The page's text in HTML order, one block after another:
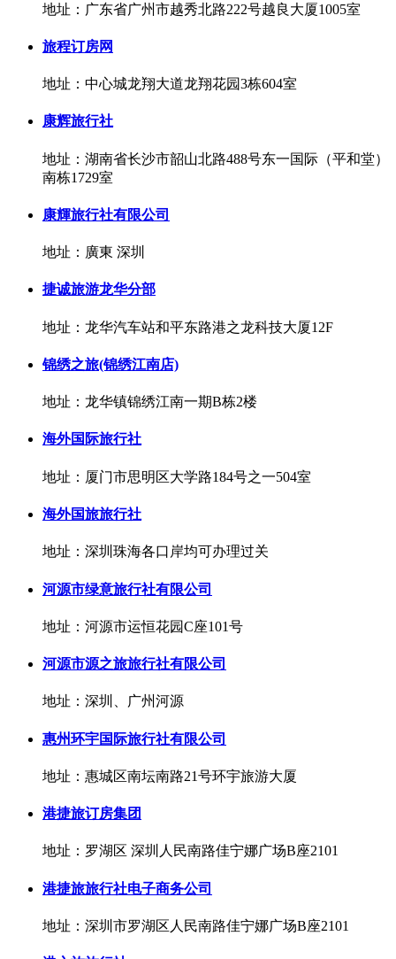
地址：广东省广州市越秀北路222号越良大厦1005室
旅程订房网
地址：中心城龙翔大道龙翔花园3栋604室
康辉旅行社
地址：湖南省长沙市韶山北路488号东一国际（平和堂）
南栋1729室
康輝旅行社有限公司
地址：廣東 深圳
捷诚旅游龙华分部
地址：龙华汽车站和平东路港之龙科技大厦12F
锦绣之旅(锦绣江南店)
地址：龙华镇锦绣江南一期B栋2楼
海外国际旅行社
地址：厦门市思明区大学路184号之一504室
海外国旅旅行社
地址：深圳珠海各口岸均可办理过关
河源市绿意旅行社有限公司
地址：河源市运恒花园C座101号
河源市源之旅旅行社有限公司
地址：深圳、广州河源
惠州环宇国际旅行社有限公司
地址：惠城区南坛南路21号环宇旅游大厦
港捷旅订房集团
地址：罗湖区 深圳人民南路佳宁娜广场B座2101
港捷旅旅行社电子商务公司
地址：深圳市罗湖区人民南路佳宁娜广场B座2101